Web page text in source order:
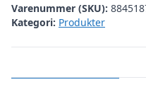
Varenummer (SKU):
Kategori: Produkter